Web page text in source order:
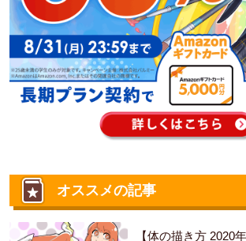
オススメの記事
【体の描き方 2020